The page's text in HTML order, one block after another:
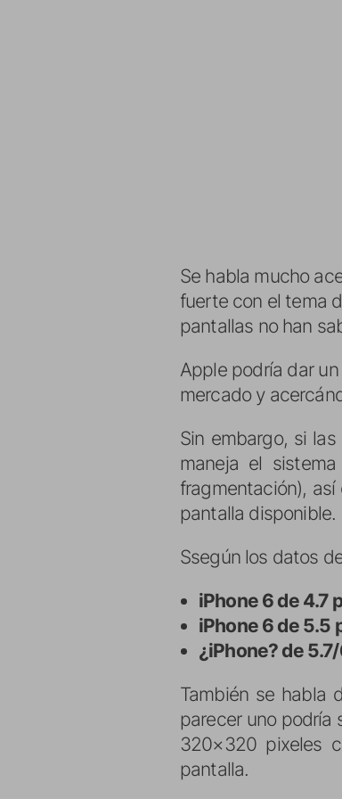
Se habla mucho
fuerte con el tema
pantallas no han
Apple podría dar
mercado y
Sin embargo, si
maneja el
fragmentación),
pantalla disponible.
Ssegún los datos
iPhone 6 de 4.7
iPhone 6 de 5.5
¿iPhone? de
También se habla
parecer uno podría
320×320 pixeles
pantalla.